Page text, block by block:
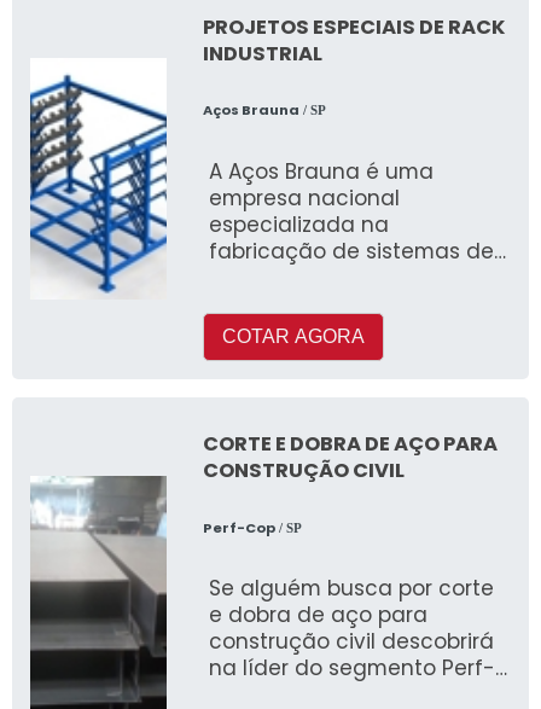
PROJETOS ESPECIAIS DE RACK
INDUSTRIAL
Aços Brauna / SP
A Aços Brauna é uma
empresa nacional
especializada na
fabricação de sistemas de
industrial
COTAR AGORA
CORTE E DOBRA DE AÇO PARA
CONSTRUÇÃO CIVIL
Perf-Cop/ SP
Se alguém busca por corte
e dobra de aço para
construção civil descobrirá
na líder do segmento Perf-